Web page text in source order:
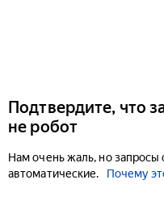
Подтвердите, что
не робот
Нам очень жаль, но запросы
автоматические.
Почему